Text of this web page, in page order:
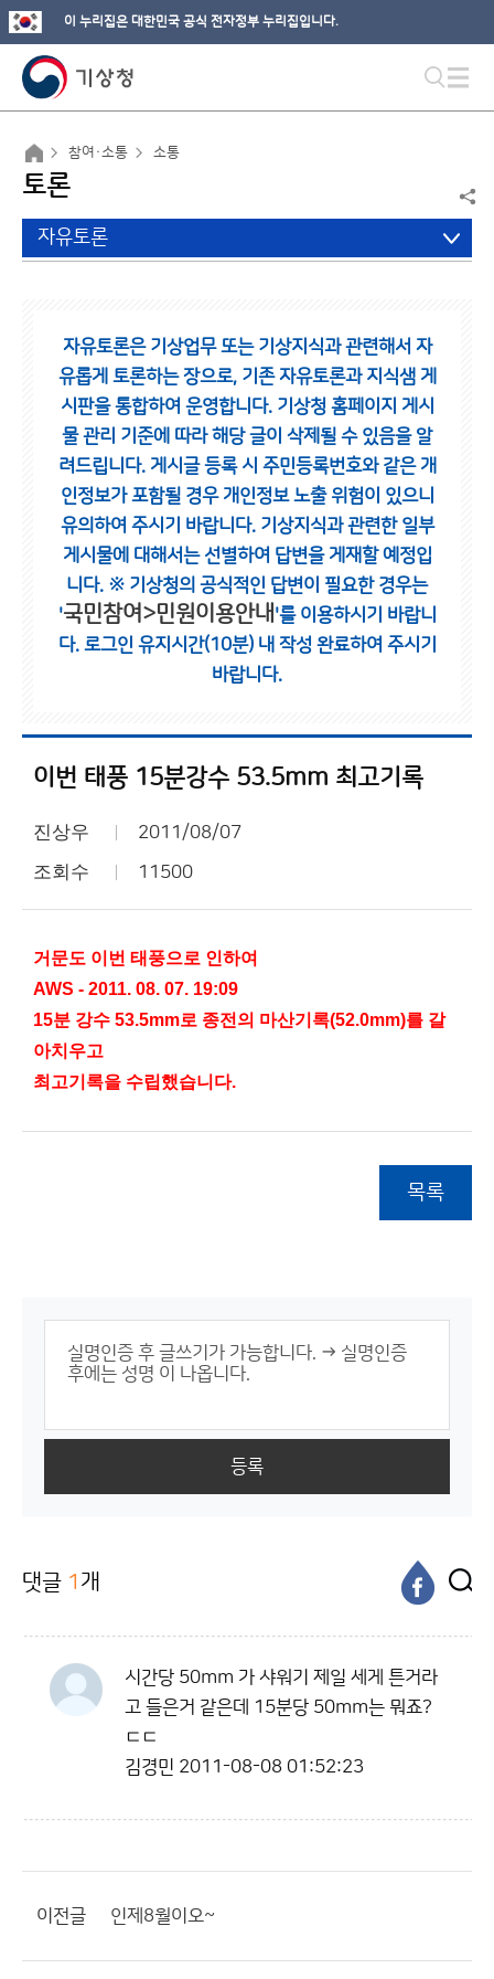
이 누리집은 대한민국 공식 전자정부 누리집입니다.
참여·소통 소통
토론
자유토론
자유토론은 기상업무 또는 기상지식과 관련해서 자
유롭게 토론하는 장으로, 기존 자유토론과 지식샘 게
시판을 통합하여 운영합니다. 기상청 홈페이지 게시
물 관리 기준에 따라 해당 글이 삭제될 수 있음을 알
려드립니다. 게시글 등록 시 주민등록번호와 같은 개
인정보가 포함될 경우 개인정보 노출 위험이 있으니
유의하여 주시기 바랍니다. 기상지식과 관련한 일부
게시물에 대해서는 선별하여 답변을 게재할 예정입
니다. ※ 기상청의 공식적인 답변이 필요한 경우는
'국민참여>민원이용안내 '를 이용하시기 바랍니
다. 로그인 유지시간(10분) 내 작성 완료하여 주시기
바랍니다.
이번 태풍 15분강수 53.5mm 최고기록
진상우 2011/08/07
조회수 11500
거문도 이번 태풍으로 인하여
AWS - 2011. 08. 07. 19:09
15분 강수 53.5mm로 종전의 마산기록(52.0mm)를 갈
아치우고
최고기록을 수립했습니다.
목록
등록
댓글 1 개
시간당 50mm 가 샤워기 제일 세게 튼거라
고 들은거 같은데 15분당 50mm는 뭐죠?
ㄷㄷ
김경민 2011-08-08 01:52:23
이전글 인제8월이오~